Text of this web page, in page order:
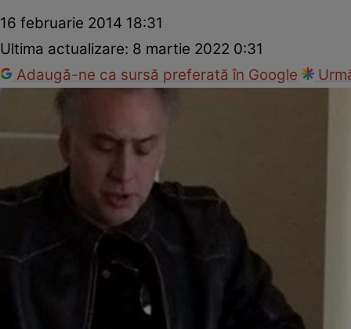
16 februarie 2014 18:31
Ultima actualizare: 8 martie 2022 0:31
Adaugă-ne ca sursă preferată în Google